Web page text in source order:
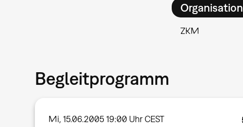
ZKM
Begleitprogramm
Mi, 15.06.2005 19:00 Uhr CEST